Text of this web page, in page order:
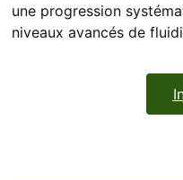
une progression
niveaux avancés de